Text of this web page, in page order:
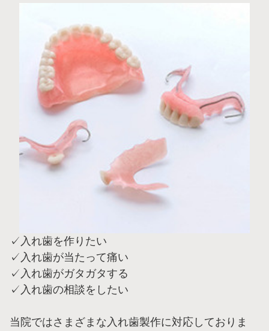
✓入れ歯を作りたい
✓入れ歯が当たって痛い
✓入れ歯がガタガタする
✓入れ歯の相談をしたい
当院ではさまざまな入れ歯製作に対応しておりま